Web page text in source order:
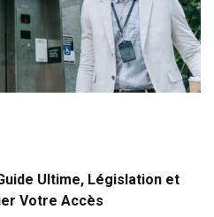
Ultime, Législation et
Votre Accès